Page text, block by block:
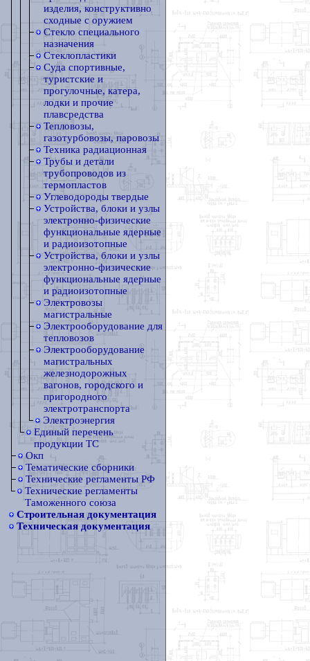
изделия, конструктивно
сходные с оружием
Стекло специального
назначения
Стеклопластики
Суда спортивные,
туристские и
прогулочные, катера,
лодки и прочие
плавсредства
Тепловозы,
газотурбовозы, паровозы
Техника радиационная
Трубы и детали
трубопроводов из
термопластов
Углеводороды твердые
Устройства, блоки и узлы
электронно-физические
функциональные ядерные
и радиоизотопные
Устройства, блоки и узлы
электронно-физические
функциональные ядерные
и радиоизотопные
Электровозы
магистральные
Электрооборудование для
тепловозов
Электрооборудование
магистральных
железнодорожных
вагонов, городского и
пригородного
электротранспорта
Электроэнергия
Единый перечень
продукции ТС
Окп
Тематические сборники
Технические регламенты РФ
Технические регламенты
Таможенного союза
Строительная документация
Техническая документация